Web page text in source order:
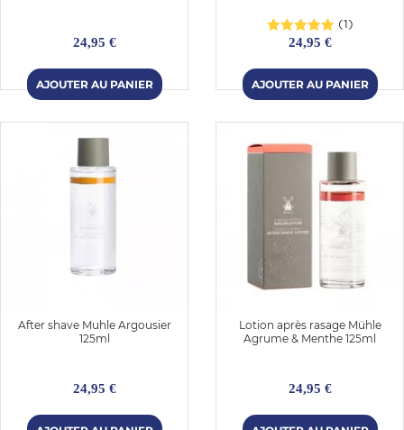
24,95 €
(1)
24,95 €
After shave Muhle Argousier
125ml
24,95 €
Lotion après rasage Mühle
Agrume & Menthe 125ml
24,95 €